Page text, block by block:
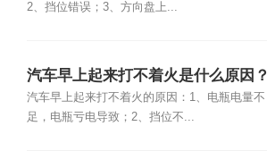
2、挡位错误；3、方向盘上...
汽车早上起来打不着火是什么原因？
汽车早上起来打不着火的原因：1、电瓶电量不
足，电瓶亏电导致；2、挡位不...